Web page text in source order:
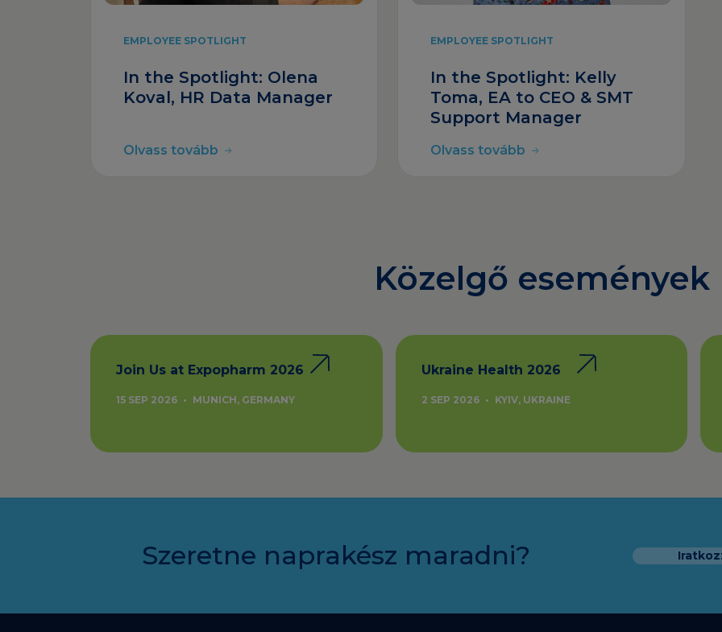
EMPLOYEE SPOTLIGHT
In the Spotlight: Olena
Koval, HR Data Manager
Olvass tovább
EMPLOYEE SPOTLIGHT
In the Spotlight: Kelly
Toma, EA to CEO & SMT
Support Manager
Olvass tovább
Közelgő események
Join Us at Expopharm 2026
15 SEP 2026 • MUNICH, GERMANY
Ukraine Health 2026
2 SEP 2026 • KYIV, UKRAINE
Szeretne naprakész maradni?